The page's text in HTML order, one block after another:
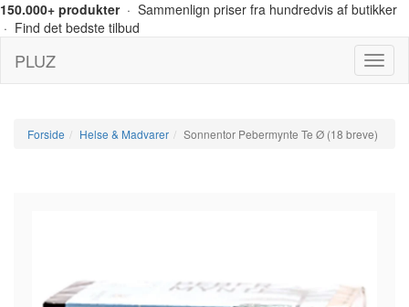
150.000+ produkter· Sammenlign priser fra hundredvis af butikker
· Find det bedste tilbud
Menu
PLUZ
Forside Helse & Madvarer Sonnentor Pebermynte Te Ø (18 breve)